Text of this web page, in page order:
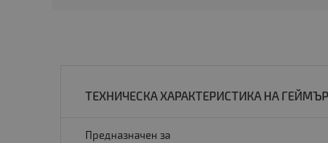
ТЕХНИЧЕСКА ХАРАКТЕРИСТИКА НА
Предназначен за